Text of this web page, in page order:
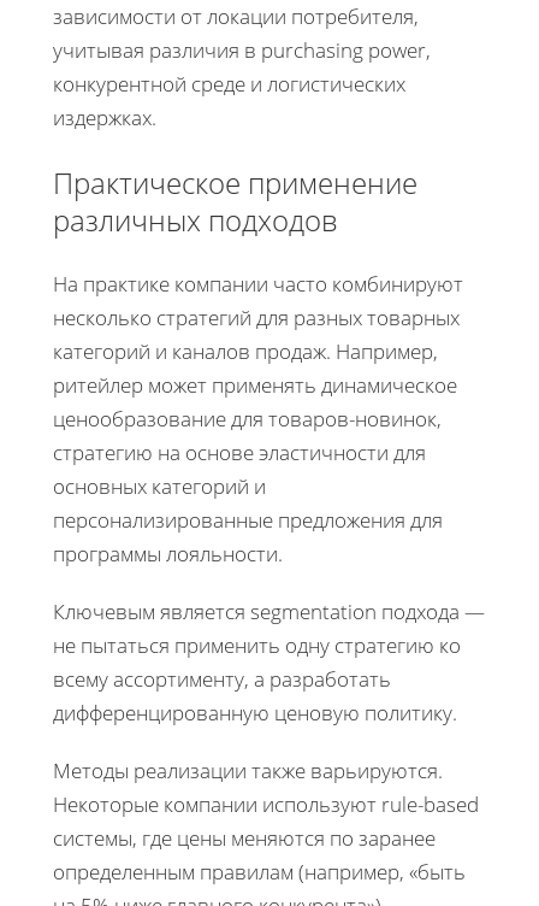
зависимости от локации потребителя,
учитывая различия в purchasing power,
конкурентной среде и логистических
издержках.
Практическое применение
различных подходов
На практике компании часто комбинируют
несколько стратегий для разных товарных
категорий и каналов продаж. Например,
ритейлер может применять динамическое
ценообразование для товаров-новинок,
стратегию на основе эластичности для
основных категорий и
персонализированные предложения для
программы лояльности.
Ключевым является segmentation подхода —
не пытаться применить одну стратегию ко
всему ассортименту, а разработать
дифференцированную ценовую политику.
Методы реализации также варьируются.
Некоторые компании используют rule-based
системы, где цены меняются по заранее
определенным правилам (например, «быть